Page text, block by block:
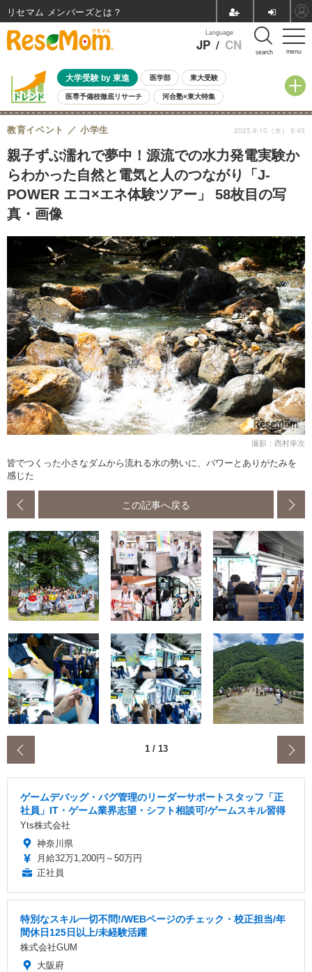
menu
Language
JP / CN search
大学受験 by 東進 医学部 東大受験
医専予備校徹底リサーチ 河合塾×東大特集
親子で考える大学選び 高校受験 中学受験 小学校受験
共通テスト 夏休み
8月開催イベント・WS 全国公立高校 過去問 人気記事
自由研究教材（小学生向け） 自由研究教材（中学生向け） ランキング
親子ずぶ濡れで夢中！源流での水力発電実験か
らわかった自然と電気と人のつながり「J-
POWER エコ×エネ体験ツアー」 58枚目の写
真・画像
教育イベント 小学生 2025.9.10（水） 9:45
撮影：西村幸次
皆でつくった小さなダムから流れる水の勢いに、パワーとありがたみを
感じた
この記事へ戻る
1/ 13
ゲームデバッグ・バグ管理のリーダーサポートスタッフ「正
社員」IT・ゲーム業界志望・シフト相談可/ゲームスキル習得
Yts株式会社
神奈川県
月給32万1,200円～50万円
正社員
特別なスキル一切不問!/WEBページのチェック・校正担当/年
間休日125日以上/未経験活躍
株式会社GUM
大阪府
リセマム メンバーズ